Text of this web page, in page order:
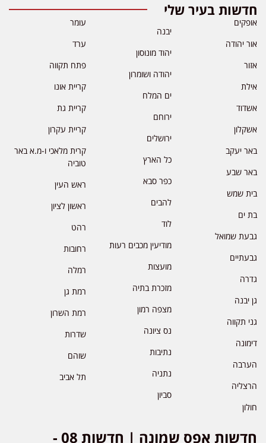
חדשות בעיר שלי
אופקים
אור יהודה
אזור
אילת
אשדוד
אשקלון
באר יעקב
באר שבע
בית שמש
בת ים
גבעת שמואל
גבעתיים
גדרה
גן יבנה
גני תקווה
דימונה
הערבה
הרצליה
חולון
יבנה
יהוד מונוסון
יהודה ושומרון
ים המלח
ירוחם
ירושלים
כל הארץ
כפר סבא
להבים
לוד
מודיעין מכבים רעות
מועצות
מזכרת בתיה
מצפה רמון
נס ציונה
נתיבות
נתניה
סביון
עומר
ערד
פתח תקווה
קריית אונו
קריית גת
קריית עקרון
קרית מלאכי ו-מ.א באר
טוביה
ראש העין
ראשון לציון
רהט
רחובות
רמלה
רמת גן
רמת השרון
שדרות
שוהם
תל אביב
חדשות אפס שמונה | חדשות 08 -